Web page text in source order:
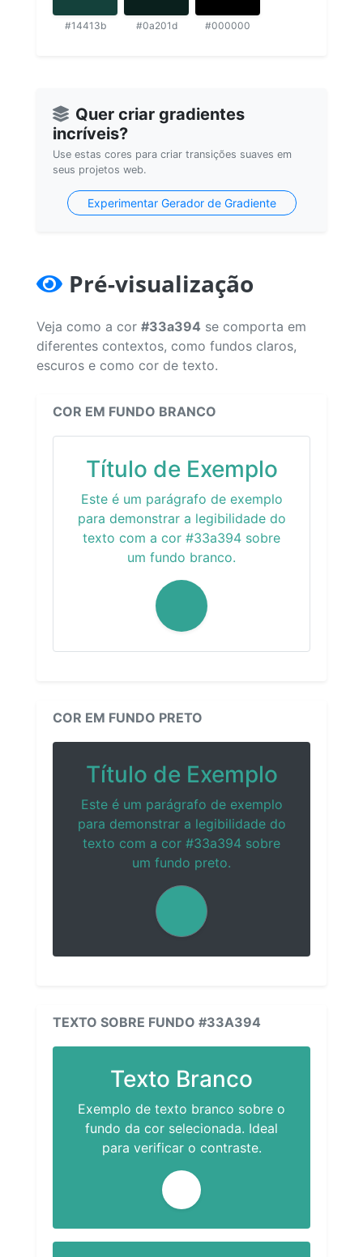
#14413b #0a201d #000000
Quer criar gradientes
incríveis?
Use estas cores para criar transições suaves em
seus projetos web.
Experimentar Gerador de Gradiente
Pré-visualização
Veja como a cor #33a394 se comporta em
diferentes contextos, como fundos claros,
escuros e como cor de texto.
COR EM FUNDO BRANCO
Título de Exemplo
Este é um parágrafo de exemplo
para demonstrar a legibilidade do
texto com a cor #33a394 sobre
um fundo branco.
COR EM FUNDO PRETO
Título de Exemplo
Este é um parágrafo de exemplo
para demonstrar a legibilidade do
texto com a cor #33a394 sobre
um fundo preto.
TEXTO SOBRE FUNDO #33A394
Texto Branco
Exemplo de texto branco sobre o
fundo da cor selecionada. Ideal
para verificar o contraste.